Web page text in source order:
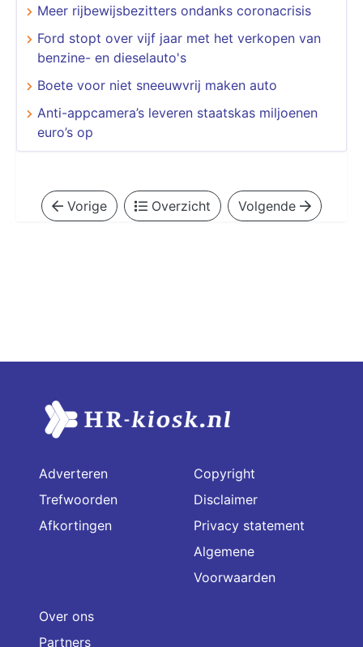
Meer rijbewijsbezitters ondanks coronacrisis
Ford stopt over vijf jaar met het verkopen van
benzine- en dieselauto's
Boete voor niet sneeuwvrij maken auto
Anti-appcamera’s leveren staatskas miljoenen
euro’s op
Vorige Overzicht Volgende
Adverteren
Trefwoorden
Afkortingen
Copyright
Disclaimer
Privacy statement
Algemene
Voorwaarden
Over ons
Partners